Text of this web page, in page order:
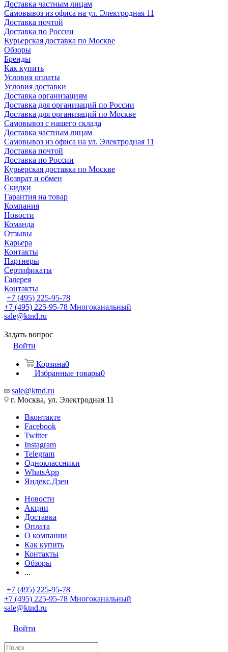
Доставка частным лицам
Самовывоз из офиса на ул. Электродная 11
Доставка почтой
Доставка по России
Курьерская доставка по Москве
Обзоры
Бренды
Как купить
Условия оплаты
Условия доставки
Доставка организациям
Доставка для организаций по России
Доставка для организаций по Москве
Самовывоз с нашего склада
Доставка частным лицам
Самовывоз из офиса на ул. Электродная 11
Доставка почтой
Доставка по России
Курьерская доставка по Москве
Возврат и обмен
Скидки
Гарантия на товар
Компания
Новости
Команда
Отзывы
Карьера
Контакты
Партнеры
Сертификаты
Галерея
Контакты
+7 (495) 225-95-78
+7 (495) 225-95-78 Многоканальный
sale@ktnd.ru
Задать вопрос
Войти
Корзина0
Избранные товары0
sale@ktnd.ru
г. Москва, ул. Электродная 11
Вконтакте
Facebook
Twitter
Instagram
Telegram
Одноклассники
WhatsApp
Яндекс.Дзен
Новости
Акции
Доставка
Оплата
О компании
Как купить
Контакты
Обзоры
...
+7 (495) 225-95-78
+7 (495) 225-95-78 Многоканальный
sale@ktnd.ru
Войти